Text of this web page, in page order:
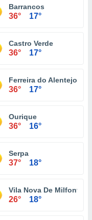
Barrancos
36° 17°
Castro Verde
36° 17°
Ferreira do Alentejo
36° 17°
Ourique
36° 16°
Serpa
37° 18°
Vila Nova De Milfontes
26° 18°